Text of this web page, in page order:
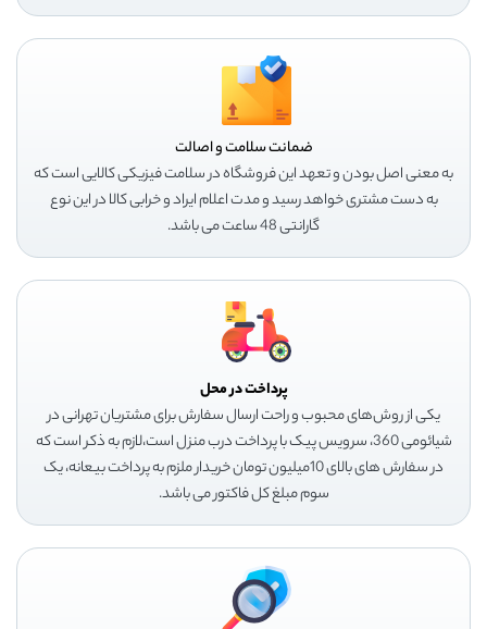
ضمانت سلامت و اصالت
به معنی اصل بودن و تعهد این فروشگاه در سلامت فیزیکی کالایی است که
به دست مشتری خواهد رسید و مدت اعلام ایراد و خرابی کالا در این نوع
گارانتی 48 ساعت می باشد.
پرداخت در محل
یکی از روش‌های محبوب و راحت ارسال سفارش برای مشتریان تهرانی در
شیائومی 360، سرویس پیک با پرداخت درب منزل است،لازم به ذکر است که
در سفارش های بالای 10میلیون تومان خریدار ملزم به پرداخت بیعانه، یک
سوم مبلغ کل فاکتور می باشد.